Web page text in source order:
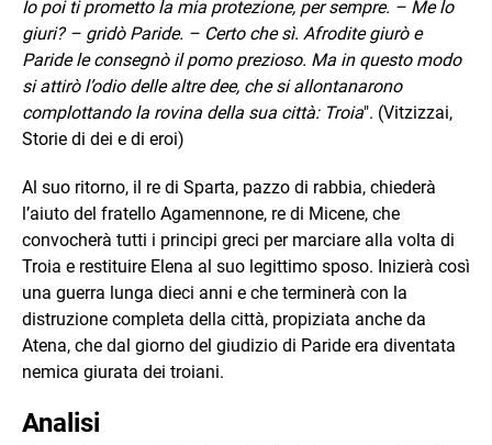
Io poi ti prometto la mia protezione, per sempre. – Me lo
giuri? – gridò Paride. – Certo che sì. Afrodite giurò e
Paride le consegnò il pomo prezioso. Ma in questo modo
si attirò l’odio delle altre dee, che si allontanarono
complottando la rovina della sua città: Troia". (Vitzizzai,
Storie di dei e di eroi)
Al suo ritorno, il re di Sparta, pazzo di rabbia, chiederà
l’aiuto del fratello Agamennone, re di Micene, che
convocherà tutti i principi greci per marciare alla volta di
Troia e restituire Elena al suo legittimo sposo. Inizierà così
una guerra lunga dieci anni e che terminerà con la
distruzione completa della città, propiziata anche da
Atena, che dal giorno del giudizio di Paride era diventata
nemica giurata dei troiani.
Analisi